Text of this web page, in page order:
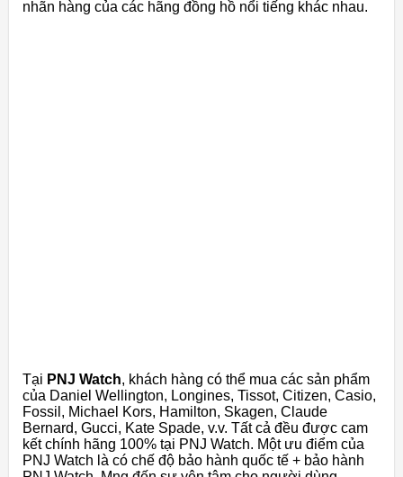
nhãn hàng của các hãng đồng hồ nổi tiếng khác nhau.
Tại PNJ Watch, khách hàng có thể mua các sản phẩm
của Daniel Wellington, Longines, Tissot, Citizen, Casio,
Fossil, Michael Kors, Hamilton, Skagen, Claude
Bernard, Gucci, Kate Spade, v.v. Tất cả đều được cam
kết chính hãng 100% tại PNJ Watch. Một ưu điểm của
PNJ Watch là có chế độ bảo hành quốc tế + bảo hành